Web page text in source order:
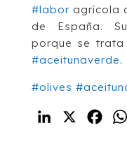
#laboragrícola
de España.
porque se
#aceitunaverde.
#olives
LinkedIn